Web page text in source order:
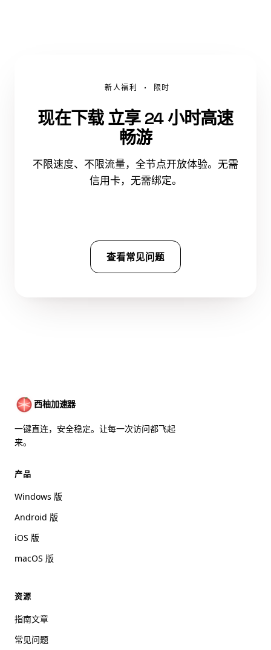
新人福利 · 限时
现在下载 立享 24 小时高速
畅游
不限速度、不限流量，全节点开放体验。无需
信用卡，无需绑定。
查看常见问题
西柚加速器
一键直连，安全稳定。让每一次访问都飞起
来。
产品
Windows 版
Android 版
iOS 版
macOS 版
资源
指南文章
常见问题